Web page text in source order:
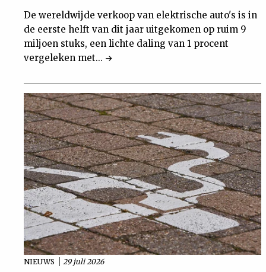
De wereldwijde verkoop van elektrische auto's is in
de eerste helft van dit jaar uitgekomen op ruim 9
miljoen stuks, een lichte daling van 1 procent
vergeleken met...
NIEUWS 29 juli 2026